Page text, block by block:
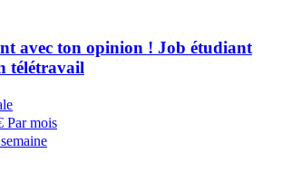
avec ton opinion ! Job étudiant
télétravail
Par mois